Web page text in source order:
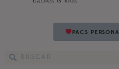
PACS